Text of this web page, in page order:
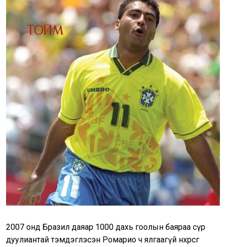
2007 онд Бразил даяар 1000 дахь гоолын баяраа сүр
дуулиантай тэмдэглэсэн Ромарио ч ялгаагүй нөхөрсөг